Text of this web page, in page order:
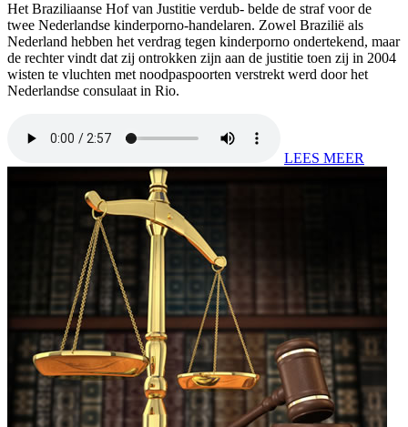
Het Braziliaanse Hof van Justitie verdub- belde de straf voor de
twee Nederlandse kinderporno-handelaren. Zowel Brazilië als
Nederland hebben het verdrag tegen kinderporno ondertekend, maar
de rechter vindt dat zij ontrokken zijn aan de justitie toen zij in 2004
wisten te vluchten met noodpaspoorten verstrekt werd door het
Nederlandse consulaat in Rio.
LEES MEER